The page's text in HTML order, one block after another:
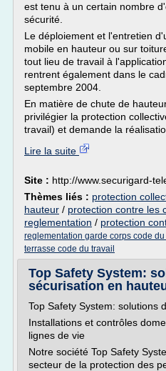
est tenu à un certain nombre
sécurité.
Le déploiement et l'entretien
mobile en hauteur ou sur
tout lieu de travail à
rentrent également dans le
septembre 2004.
En matière de chute de
privilégier la protection
travail) et demande la
Lire la suite
Site : http://www.securigard-
Thèmes liés : protection
hauteur / protection contre les
reglementation / protection
reglementation garde corps code du
terrasse code du travail
Top Safety System:
sécurisation en
Top Safety System: solutions
Installations et contrôles
lignes de vie
Notre société Top Safety
secteur de la protection des